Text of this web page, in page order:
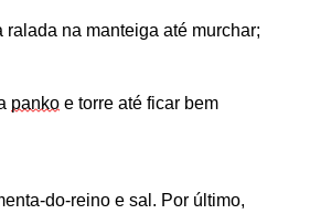
ralada na manteiga até murchar;
panko e torre até ficar bem
do-reino e sal. Por último,